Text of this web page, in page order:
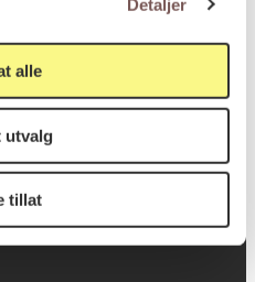
Detaljer
alle
utvalg
tillat